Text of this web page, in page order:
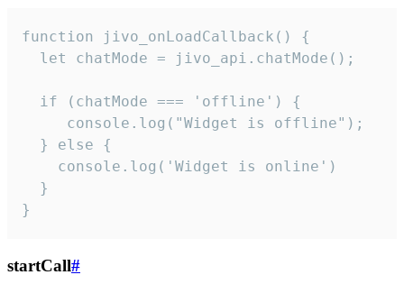
function jivo_onLoadCallback() {
  let chatMode = jivo_api.chatMode();
  if (chatMode === 'offline') {
     console.log("Widget is offline");
  } else {
    console.log('Widget is online')
  }
}
startCall#